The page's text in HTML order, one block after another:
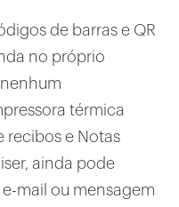
de barras e QR
no próprio
térmica
recibos e Notas
ainda pode
mail ou mensagem